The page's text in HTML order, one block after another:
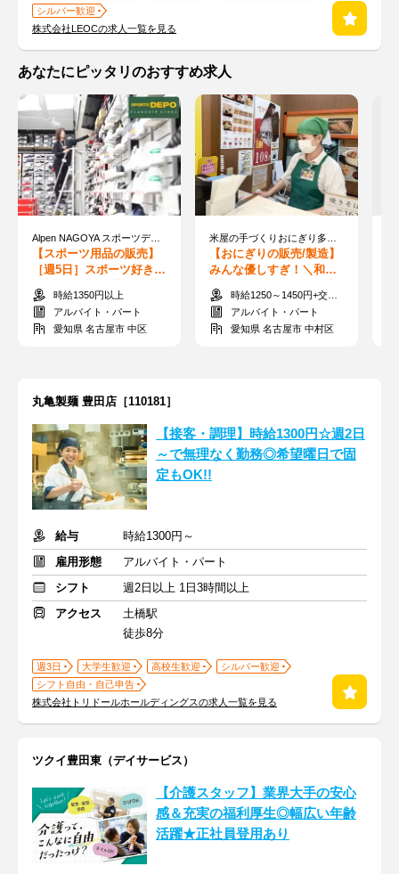
シルバー歓迎
株式会社LEOCの求人一覧を見る
あなたにピッタリのおすすめ求人
【スポーツ用品の販売】
［週5日］スポーツ好き必
見！フルタイム勤務も募
集中♪日払いOK！
時給1350円以上
アルバイト・パート
愛知県 名古屋市 中区
【おにぎりの販売/製造】
みんな優しすぎ！＼和や
かな雰囲気が人気の理由♪
／カンタンさ◎
時給1250～1450円+交通費
アルバイト・パート
愛知県 名古屋市 中村区
丸亀製麺 豊田店［110181］
【接客・調理】時給1300円☆週2日
～で無理なく勤務◎希望曜日で固
定もOK!!
給与
時給1300円～
雇用形態
アルバイト・パート
シフト
週2日以上 1日3時間以上
アクセス
土橋駅
徒歩8分
週3日 大学生歓迎 高校生歓迎
シルバー歓迎
シフト自由・自己申告
株式会社トリドールホールディングスの求人一覧を見る
ツクイ豊田東（デイサービス）
【介護スタッフ】業界大手の安心
感＆充実の福利厚生◎幅広い年齢
活躍★正社員登用あり